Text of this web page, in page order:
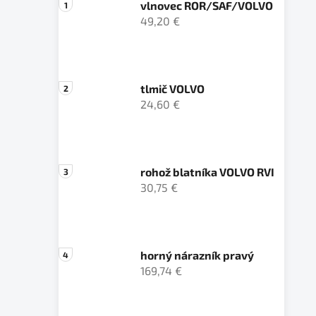
vlnovec ROR/SAF/VOLVO
49,20 €
tlmič VOLVO
24,60 €
rohož blatníka VOLVO RVI
30,75 €
horný nárazník pravý
169,74 €